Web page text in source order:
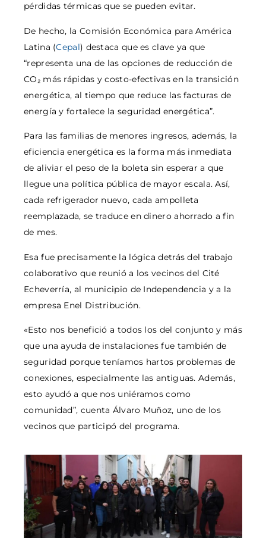
pérdidas térmicas que se pueden evitar.
De hecho, la Comisión Económica para América
Latina (Cepal) destaca que es clave ya que
“representa una de las opciones de reducción de
CO₂ más rápidas y costo-efectivas en la transición
energética, al tiempo que reduce las facturas de
energía y fortalece la seguridad energética”.
Para las familias de menores ingresos, además, la
eficiencia energética es la forma más inmediata
de aliviar el peso de la boleta sin esperar a que
llegue una política pública de mayor escala. Así,
cada refrigerador nuevo, cada ampolleta
reemplazada, se traduce en dinero ahorrado a fin
de mes.
Esa fue precisamente la lógica detrás del trabajo
colaborativo que reunió a los vecinos del Cité
Echeverría, al municipio de Independencia y a la
empresa Enel Distribución.
«Esto nos benefició a todos los del conjunto y más
que una ayuda de instalaciones fue también de
seguridad porque teníamos hartos problemas de
conexiones, especialmente las antiguas. Además,
esto ayudó a que nos uniéramos como
comunidad”, cuenta Álvaro Muñoz, uno de los
vecinos que participó del programa.